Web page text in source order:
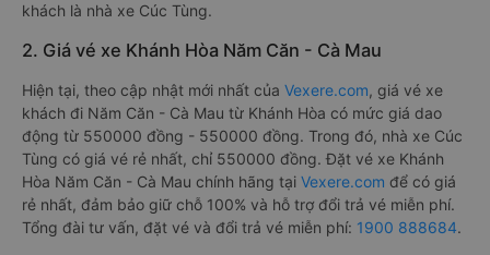
khách là nhà xe Cúc Tùng.
2. Giá vé xe Khánh Hòa Năm Căn - Cà Mau
Hiện tại, theo cập nhật mới nhất của Vexere.com, giá vé xe
khách đi Năm Căn - Cà Mau từ Khánh Hòa có mức giá dao
động từ 550000 đồng - 550000 đồng. Trong đó, nhà xe Cúc
Tùng có giá vé rẻ nhất, chỉ 550000 đồng. Đặt vé xe Khánh
Hòa Năm Căn - Cà Mau chính hãng tại Vexere.com để có giá
rẻ nhất, đảm bảo giữ chỗ 100% và hỗ trợ đổi trả vé miễn phí.
Tổng đài tư vấn, đặt vé và đổi trả vé miễn phí: 1900 888684.